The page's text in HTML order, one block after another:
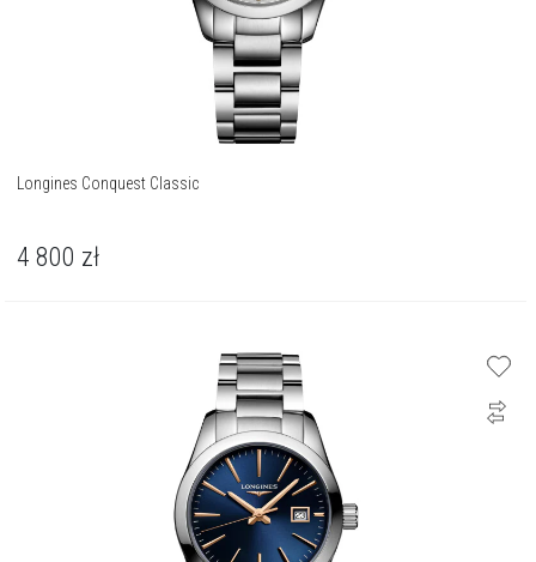
Longines Conquest Classic
4 800 zł